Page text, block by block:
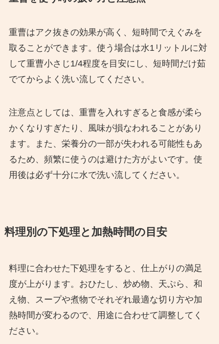
重曹はアク抜きの効果が高く、短時間でえぐみを
取ることができます。使う場合は水1リットルに対
して重曹小さじ1/4程度を目安にし、短時間だけ茹
でてからよく洗い流してください。
注意点としては、重曹を入れすぎると食感が柔ら
かくなりすぎたり、風味が損なわれることがあり
ます。また、栄養分の一部が失われる可能性もあ
るため、頻繁に使うのは避けた方がよいです。使
用後は必ず十分に水で洗い流してください。
料理別の下処理と加熱時間の目安
料理に合わせた下処理をすると、仕上がりの満足
度が上がります。おひたし、炒め物、天ぷら、和
え物、スープや煮物でそれぞれ最適な切り方や加
熱時間が変わるので、用途に合わせて調整してく
ださい。